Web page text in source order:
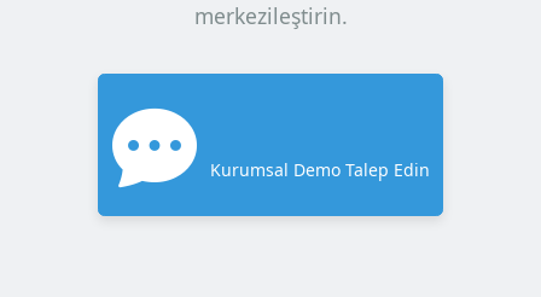
merkezileştirin.
Kurumsal Demo Talep Edin